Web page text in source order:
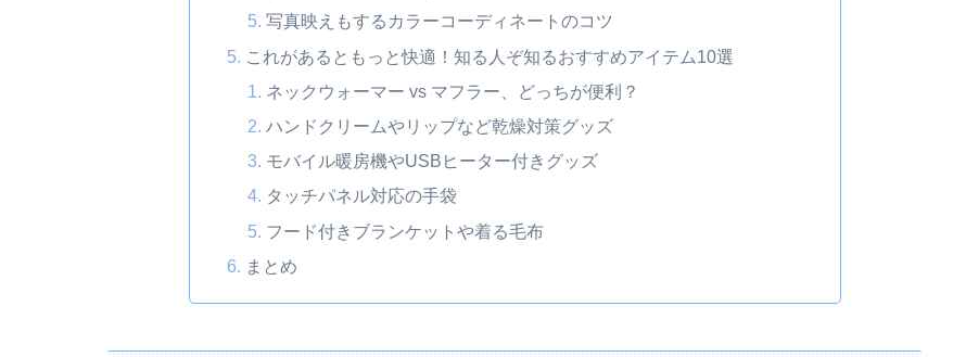
写真映えもするカラーコーディネートのコツ
これがあるともっと快適！知る人ぞ知るおすすめアイテム10選
ネックウォーマー vs マフラー、どっちが便利？
ハンドクリームやリップなど乾燥対策グッズ
モバイル暖房機やUSBヒーター付きグッズ
タッチパネル対応の手袋
フード付きブランケットや着る毛布
まとめ